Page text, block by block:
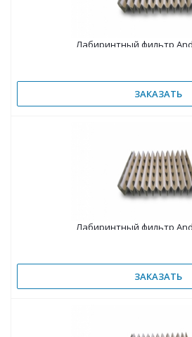
Лабиринтный фильтр
ЗАКАЗАТЬ
Лабиринтный фильтр
ЗАКАЗАТЬ